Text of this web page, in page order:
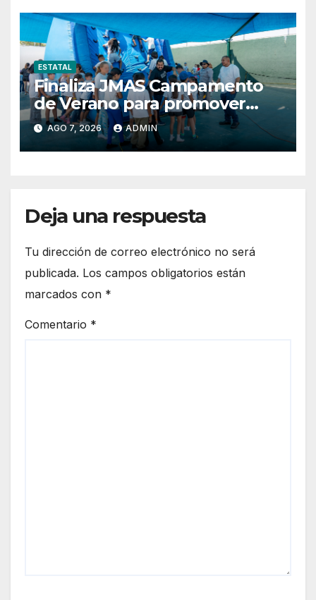
ESTATAL
Finaliza JMAS Campamento
de Verano para promover
cuidado del agua.
AGO 7, 2026 ADMIN
Deja una respuesta
Tu dirección de correo electrónico no será
publicada. Los campos obligatorios están
marcados con *
Comentario *